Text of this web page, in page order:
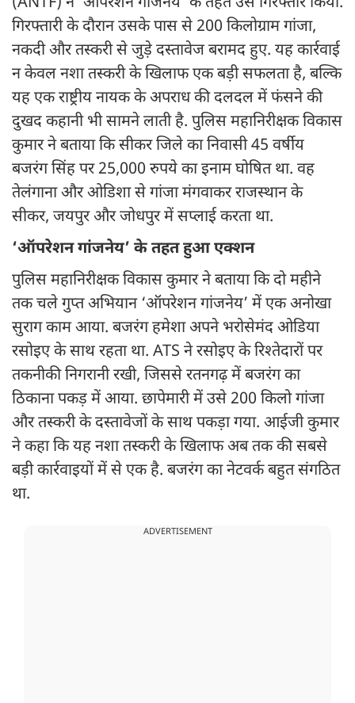
गिरफ्तारी के दौरान उसके पास से 200 किलोग्राम गांजा,
नकदी और तस्करी से जुड़े दस्तावेज बरामद हुए. यह कार्रवाई
न केवल नशा तस्करी के खिलाफ एक बड़ी सफलता है, बल्कि
यह एक राष्ट्रीय नायक के अपराध की दलदल में फंसने की
दुखद कहानी भी सामने लाती है. पुलिस महानिरीक्षक विकास
कुमार ने बताया कि सीकर जिले का निवासी 45 वर्षीय
बजरंग सिंह पर 25,000 रुपये का इनाम घोषित था. वह
तेलंगाना और ओडिशा से गांजा मंगवाकर राजस्थान के
सीकर, जयपुर और जोधपुर में सप्लाई करता था.
‘ऑपरेशन गांजनेय’ के तहत हुआ एक्शन
पुलिस महानिरीक्षक विकास कुमार ने बताया कि दो महीने
तक चले गुप्त अभियान ‘ऑपरेशन गांजनेय’ में एक अनोखा
सुराग काम आया. बजरंग हमेशा अपने भरोसेमंद ओडिया
रसोइए के साथ रहता था. ATS ने रसोइए के रिश्तेदारों पर
तकनीकी निगरानी रखी, जिससे रतनगढ़ में बजरंग का
ठिकाना पकड़ में आया. छापेमारी में उसे 200 किलो गांजा
और तस्करी के दस्तावेजों के साथ पकड़ा गया. आईजी कुमार
ने कहा कि यह नशा तस्करी के खिलाफ अब तक की सबसे
बड़ी कार्रवाइयों में से एक है. बजरंग का नेटवर्क बहुत संगठित
था.
ADVERTISEMENT